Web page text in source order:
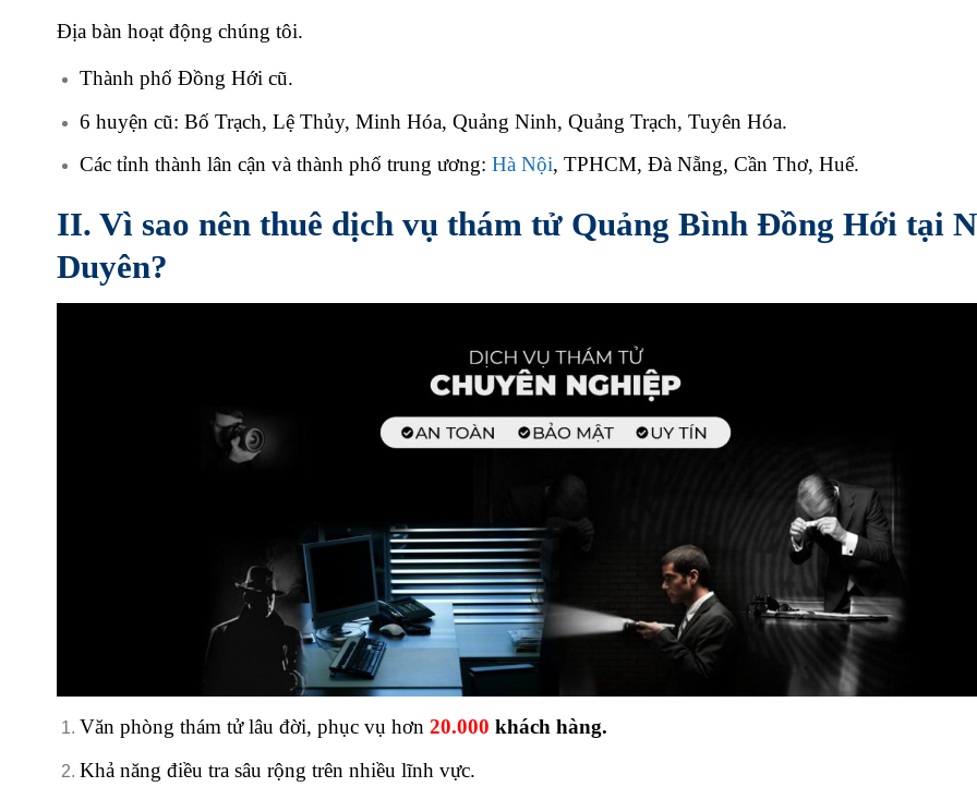
Địa bàn hoạt động chúng tôi.
Thành phố Đồng Hới cũ.
6 huyện cũ: Bố Trạch, Lệ Thủy, Minh Hóa, Quảng Ninh, Quảng Trạch, Tuyên Hóa.
Các tỉnh thành lân cận và thành phố trung ương: Hà Nội, TPHCM, Đà Nẵng, Cần Thơ, Huế.
II. Vì sao nên thuê dịch vụ thám tử Quảng Bình Đồng Hới tại
Duyên?
Văn phòng thám tử lâu đời, phục vụ hơn 20.000 khách hàng.
Khả năng điều tra sâu rộng trên nhiều lĩnh vực.